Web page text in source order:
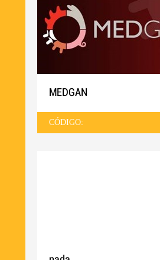
MEDGAN
CÓDIGO: